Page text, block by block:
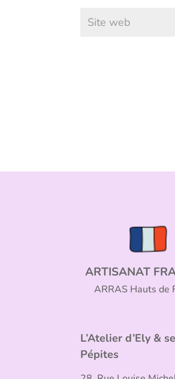
ARTISANAT
ARRAS Hauts de
L’Atelier d’Ely &
Pépites